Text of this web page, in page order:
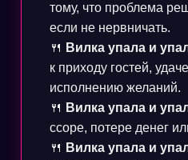
тому, что проблема
если не нервничать.
🍴 Вилка упала и
к приходу гостей,
исполнению желаний.
🍴 Вилка упала и
ссоре, потере денег
🍴 Вилка упала и